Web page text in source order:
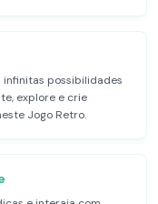
possibilidades
explore e crie
Jogo Retro.